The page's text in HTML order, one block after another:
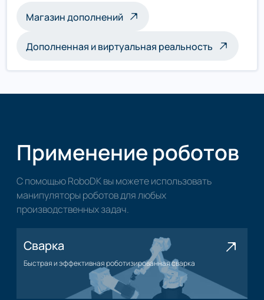
Магазин дополнений
Дополненная и виртуальная реальность
Применение роботов
С помощью RoboDK вы можете использовать
манипуляторы роботов для любых
производственных задач.
Сварка
Быстрая и эффективная роботизированная сварка
Применение сварки